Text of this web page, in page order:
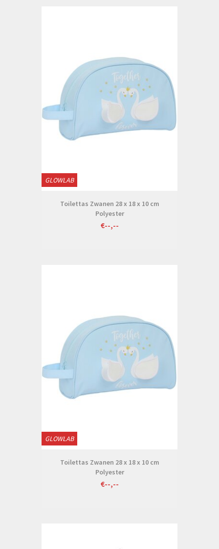
GLOWLAB
Toilettas Zwanen 28 x 18 x 10 cm
Polyester
€--,--
GLOWLAB
Toilettas Zwanen 28 x 18 x 10 cm
Polyester
€--,--